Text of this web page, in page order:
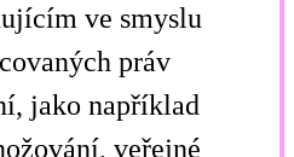
ve smyslu
práv
jako například
veřejné